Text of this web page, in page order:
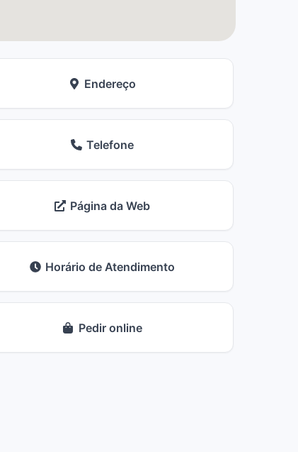
Endereço
Telefone
Página da Web
Horário de Atendimento
Pedir online